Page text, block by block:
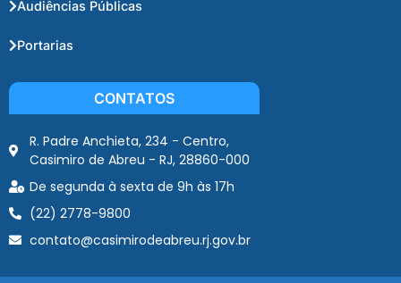
Audiências Públicas
Portarias
CONTATOS
R. Padre Anchieta, 234 - Centro,
Casimiro de Abreu - RJ, 28860-000
De segunda à sexta de 9h às 17h
(22) 2778-9800
contato@casimirodeabreu.rj.gov.br